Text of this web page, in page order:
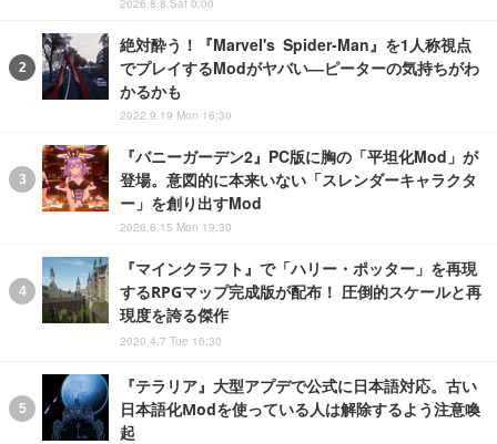
絶対酔う！『Marvel's Spider-Man』を1人称視点
でプレイするModがヤバい―ピーターの気持ちがわ
かるかも
2022.9.19 Mon 16:30
『バニーガーデン2』PC版に胸の「平坦化Mod」が
登場。意図的に本来いない「スレンダーキャラクタ
ー」を創り出すMod
2026.6.15 Mon 19:30
『マインクラフト』で「ハリー・ポッター」を再現
するRPGマップ完成版が配布！ 圧倒的スケールと再
現度を誇る傑作
2020.4.7 Tue 16:30
『テラリア』大型アプデで公式に日本語対応。古い
日本語化Modを使っている人は解除するよう注意喚
起